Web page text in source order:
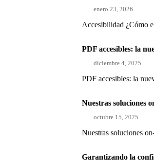
enero 23, 2026
Accesibilidad ¿Cómo
PDF accesibles: la
diciembre 4, 2025
PDF accesibles: la
Nuestras soluciones
octubre 15, 2025
Nuestras soluciones
Garantizando la